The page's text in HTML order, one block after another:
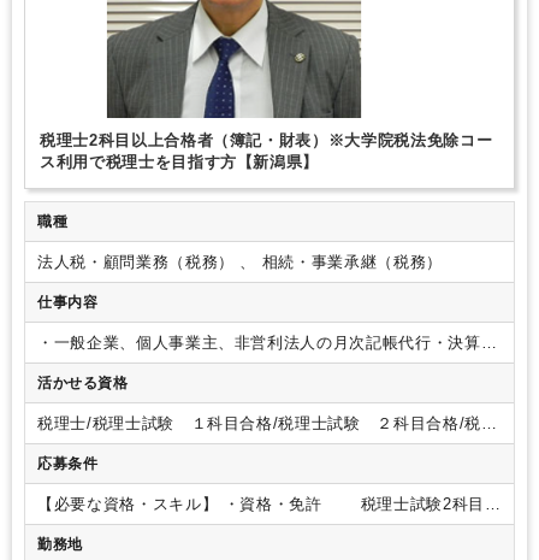
税理士2科目以上合格者（簿記・財表）※大学院税法免除コー
ス利用で税理士を目指す方【新潟県】
職種
法人税・顧問業務（税務） 、 相続・事業承継（税務）
仕事内容
・一般企業、個人事業主、非営利法人の月次記帳代行・決算業
務・法人税・所得税の確定申告業務補助・相続税申告の補助
※社有車あり・AT
活かせる資格
税理士/税理士試験 １科目合格/税理士試験 ２科目合格/税理
士試験 ３科目合格/税理士試験 ４科目合格
応募条件
【必要な資格・スキル】 ・資格・免許 税理士試験2科目以
上の合格者普通自動車運転免許（税理士試験3科目以
上の合格 あれば尚可）
勤務地